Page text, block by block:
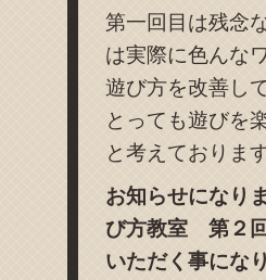
第一回目は残念
は実際に色んな
遊び方を改善し
とっても遊びを
と考えておりま
お知らせになり
び方教室 第２
いただく事にな